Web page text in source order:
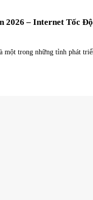
2026 – Internet Tốc
một trong những tỉnh phát